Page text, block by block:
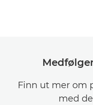
Finn ut mer om
med